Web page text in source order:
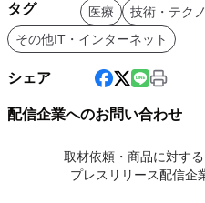
タグ 医療
技術・テク
その他IT・インターネット
シェア
配信企業へのお問い合わせ
取材依頼・商品に対す
プレスリリース配信企